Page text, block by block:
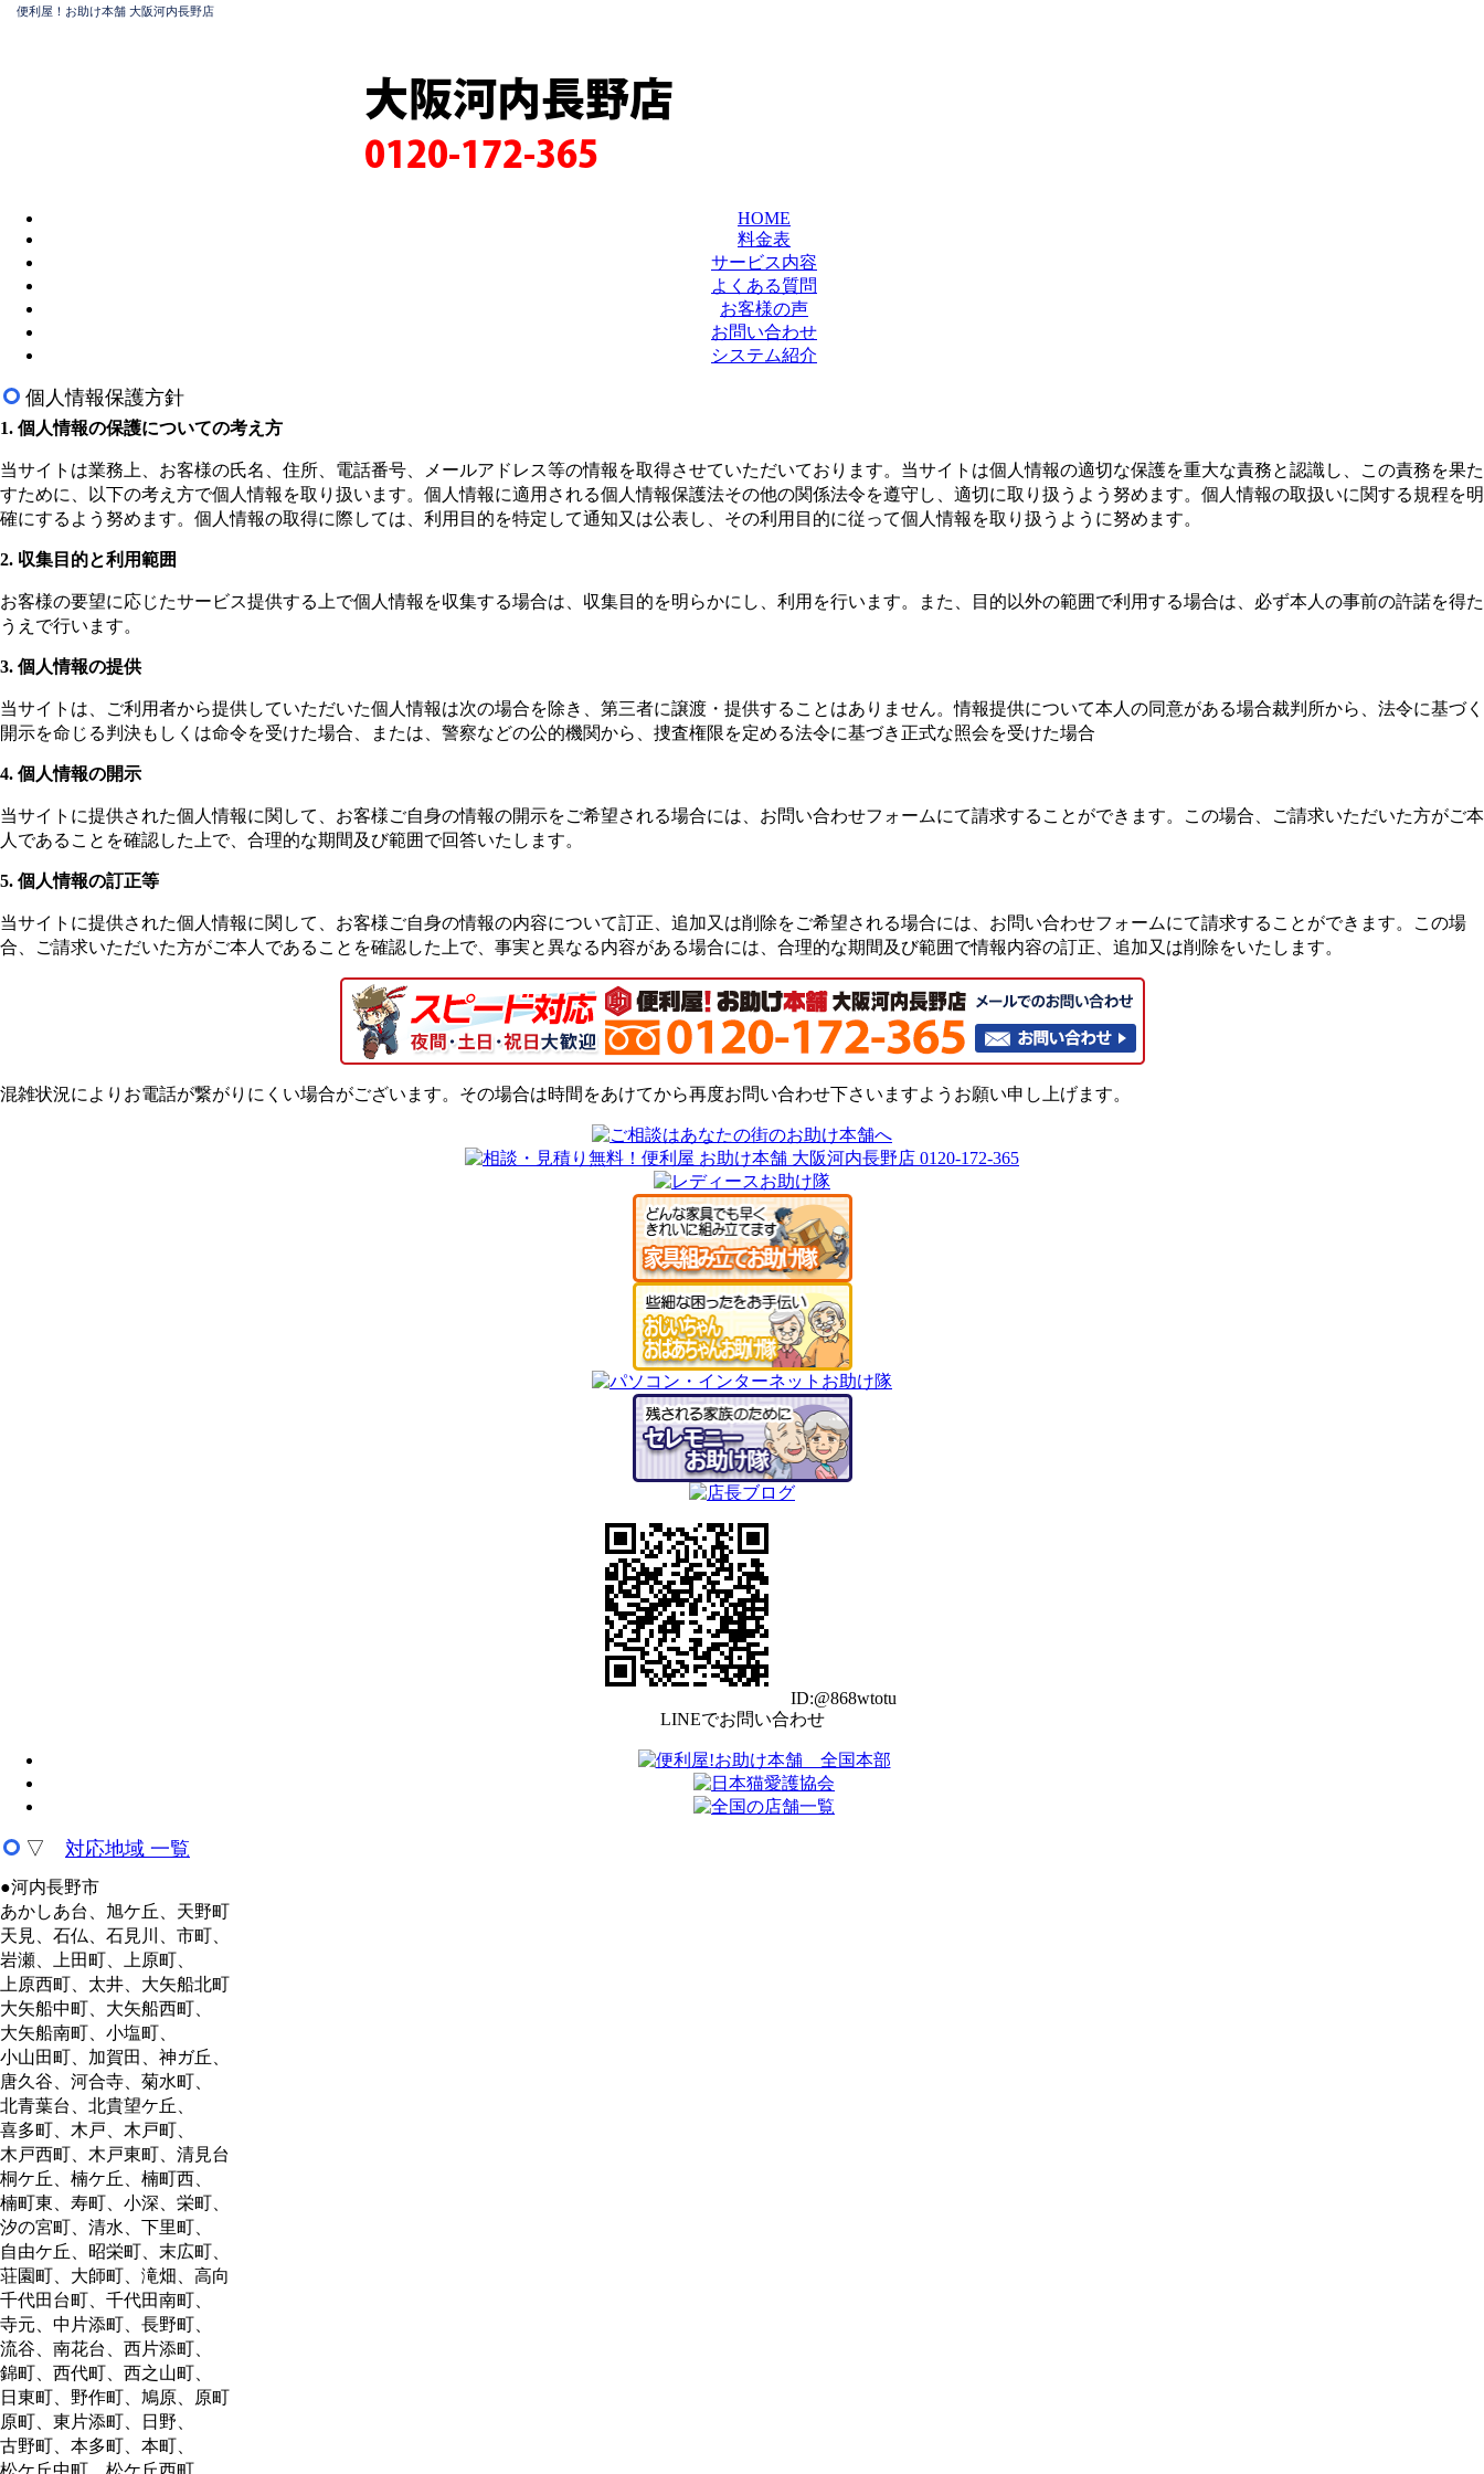
便利屋！お助け本舗 大阪河内長野店
大阪河内長野店
0120-172-365
HOME
料金表
サービス内容
よくある質問
お客様の声
お問い合わせ
システム紹介
個人情報保護方針
1. 個人情報の保護についての考え方
当サイトは業務上、お客様の氏名、住所、電話番号、メールアドレス等の情報を取得させていただいております。当サイトは個人情報の適切な保護を重大な責務と認識し、この責務を果た
すために、以下の考え方で個人情報を取り扱います。個人情報に適用される個人情報保護法その他の関係法令を遵守し、適切に取り扱うよう努めます。個人情報の取扱いに関する規程を明
確にするよう努めます。個人情報の取得に際しては、利用目的を特定して通知又は公表し、その利用目的に従って個人情報を取り扱うように努めます。
2. 収集目的と利用範囲
お客様の要望に応じたサービス提供する上で個人情報を収集する場合は、収集目的を明らかにし、利用を行います。また、目的以外の範囲で利用する場合は、必ず本人の事前の許諾を得た
うえで行います。
3. 個人情報の提供
当サイトは、ご利用者から提供していただいた個人情報は次の場合を除き、第三者に譲渡・提供することはありません。情報提供について本人の同意がある場合裁判所から、法令に基づく
開示を命じる判決もしくは命令を受けた場合、または、警察などの公的機関から、捜査権限を定める法令に基づき正式な照会を受けた場合
4. 個人情報の開示
当サイトに提供された個人情報に関して、お客様ご自身の情報の開示をご希望される場合には、お問い合わせフォームにて請求することができます。この場合、ご請求いただいた方がご本
人であることを確認した上で、合理的な期間及び範囲で回答いたします。
5. 個人情報の訂正等
当サイトに提供された個人情報に関して、お客様ご自身の情報の内容について訂正、追加又は削除をご希望される場合には、お問い合わせフォームにて請求することができます。この場
合、ご請求いただいた方がご本人であることを確認した上で、事実と異なる内容がある場合には、合理的な期間及び範囲で情報内容の訂正、追加又は削除をいたします。
混雑状況によりお電話が繋がりにくい場合がございます。その場合は時間をあけてから再度お問い合わせ下さいますようお願い申し上げます。
ID:@868wtotu
LINEでお問い合わせ
▽ 対応地域 一覧
●河内長野市
あかしあ台、旭ケ丘、天野町
天見、石仏、石見川、市町、
岩瀬、上田町、上原町、
上原西町、太井、大矢船北町
大矢船中町、大矢船西町、
大矢船南町、小塩町、
小山田町、加賀田、神ガ丘、
唐久谷、河合寺、菊水町、
北青葉台、北貴望ケ丘、
喜多町、木戸、木戸町、
木戸西町、木戸東町、清見台
桐ケ丘、楠ケ丘、楠町西、
楠町東、寿町、小深、栄町、
汐の宮町、清水、下里町、
自由ケ丘、昭栄町、末広町、
荘園町、大師町、滝畑、高向
千代田台町、千代田南町、
寺元、中片添町、長野町、
流谷、南花台、西片添町、
錦町、西代町、西之山町、
日東町、野作町、鳩原、原町
原町、東片添町、日野、
古野町、本多町、本町、
松ケ丘中町、松ケ丘西町、